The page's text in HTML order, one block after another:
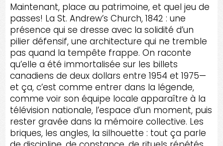
Maintenant, place au patrimoine, et quel jeu de
passes! La St. Andrew’s Church, 1842 : une
présence qui se dresse avec la solidité d’un
pilier défensif, une architecture qui ne tremble
pas quand la tempête frappe. On raconte
qu’elle a été immortalisée sur les billets
canadiens de deux dollars entre 1954 et 1975—
et ça, c’est comme entrer dans la légende,
comme voir son équipe locale apparaître à la
télévision nationale, l’espace d’un moment, puis
rester gravée dans la mémoire collective. Les
briques, les angles, la silhouette : tout ça parle